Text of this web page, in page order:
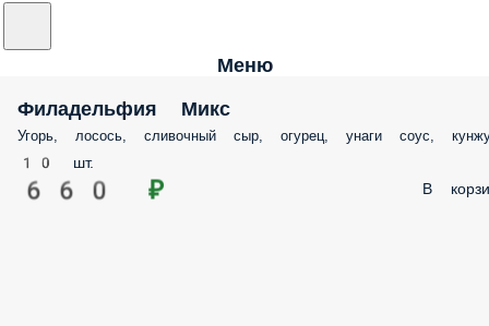
Меню
Филадельфия Микс
Угорь, лосось, сливочный сыр, огурец, унаги соус,
10 шт.
660 ₽ В